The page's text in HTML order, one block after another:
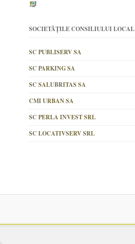
SOCIETĂȚILE CONSILIULUI LOCAL
SC PUBLISERV SA
SC PARKING SA
SC SALUBRITAS SA
CMI URBAN SA
SC PERLA INVEST SRL
SC LOCATIVSERV SRL